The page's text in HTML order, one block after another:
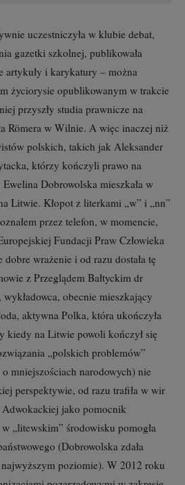
uczestniczyła w klubie debat,
gazetki szkolnej, publikowała
artykuły i karykatury – można
życiorysie opublikowanym w trakcie
przyszły studia prawnicze na
Römera w Wilnie. A więc inaczej niż
polskich, takich jak Aleksander
którzy kończyli prawo na
Dobrowolska mieszkała w
Litwie. Kłopot z literkami „w” i „nn”
przez telefon, w momencie,
Fundacji Praw Człowieka
wrażenie i od razu dostała tę
z Przeglądem Bałtyckim dr
obecnie mieszkający
aktywna Polka, która ukończyła
kiedy na Litwie powoli kończył się
„polskich problemów”
mniejszościach narodowych) nie
perspektywie, od razu trafiła w wir
jako pomocnik
„litewskim” środowisku pomogła
(Dobrowolska zdała
poziomie). W 2012 roku